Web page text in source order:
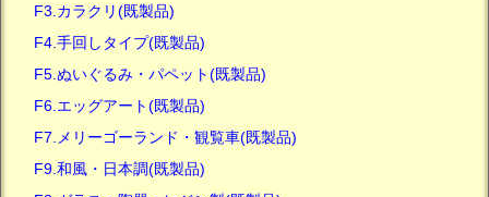
F3.カラクリ(既製品)
F4.手回しタイプ(既製品)
F5.ぬいぐるみ・パペット(既製品)
F6.エッグアート(既製品)
F7.メリーゴーランド・観覧車(既製品)
F9.和風・日本調(既製品)